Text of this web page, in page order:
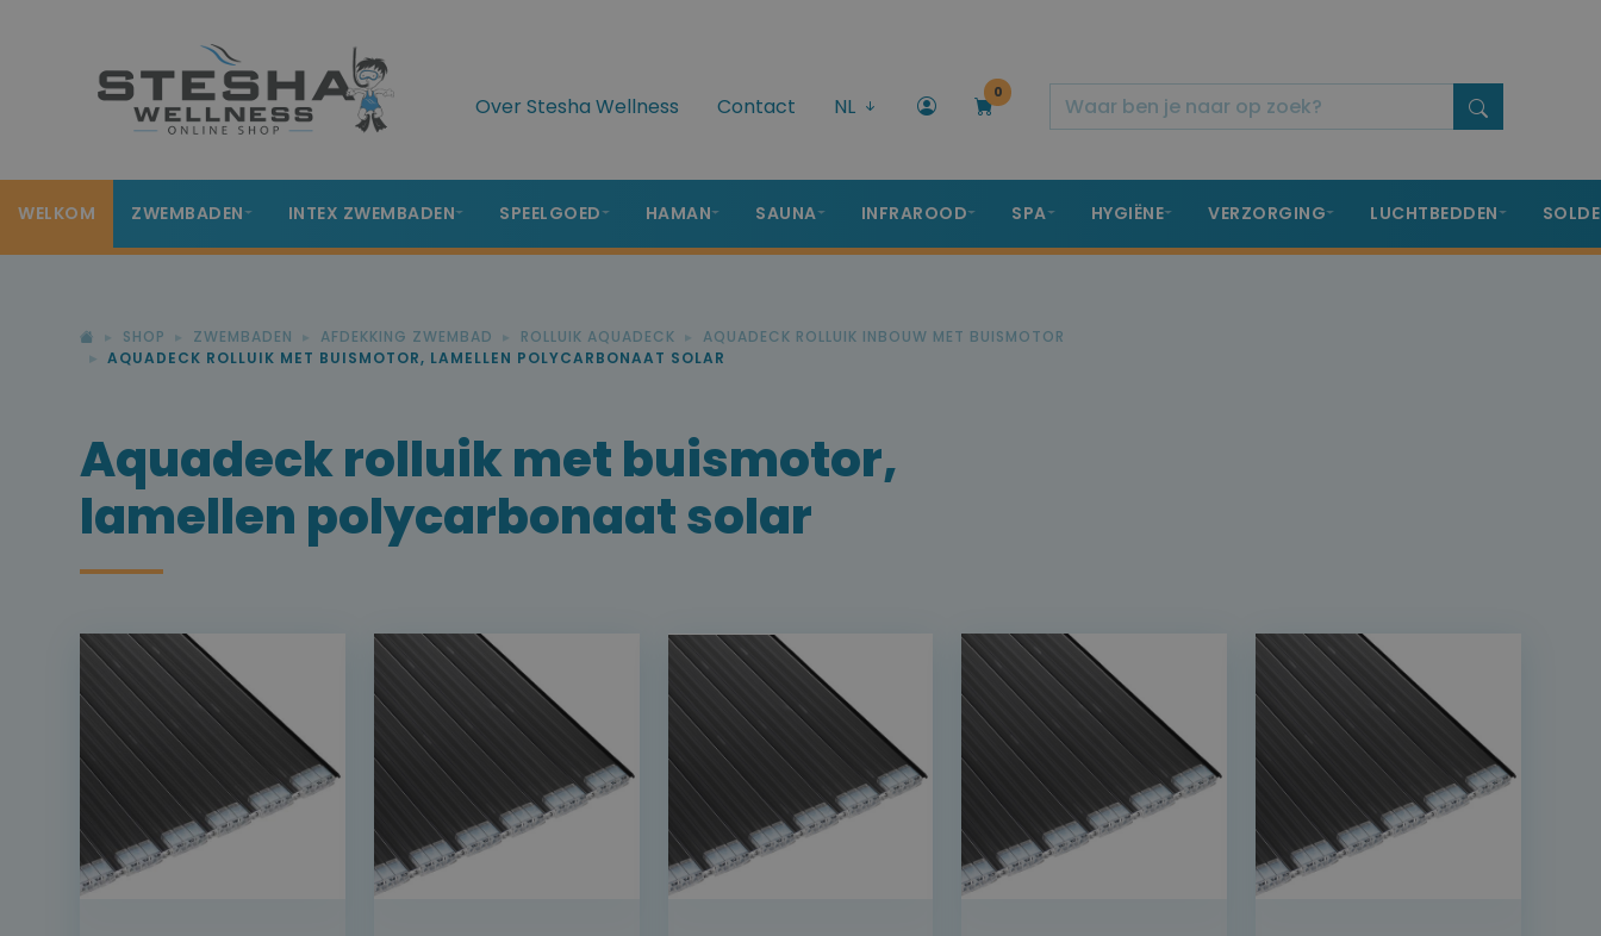
Over Stesha Wellness Contact NL
0
WELKOM ZWEMBADEN INTEX ZWEMBADEN SPEELGOED HAMAN SAUNA INFRAROOD SPA HYGIËNE VERZORGING LUCHTBEDDEN
SHOP ZWEMBADEN AFDEKKING ZWEMBAD ROLLUIK AQUADECK
AQUADECK ROLLUIK INBOUW MET BUISMOTOR
AQUADECK ROLLUIK MET BUISMOTOR, LAMELLEN POLYCARBONAAT SOLAR
Aquadeck rolluik met buismotor,
lamellen polycarbonaat solar